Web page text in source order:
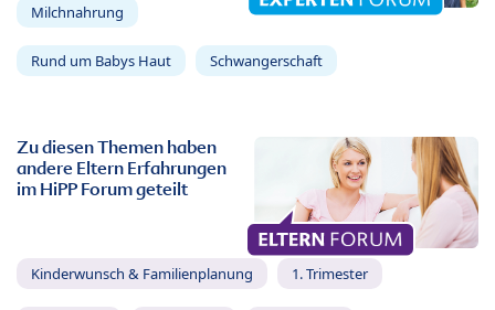
Milchnahrung
Rund um Babys Haut Schwangerschaft
Zu diesen Themen haben
andere Eltern Erfahrungen
im HiPP Forum geteilt
Kinderwunsch & Familienplanung 1. Trimester